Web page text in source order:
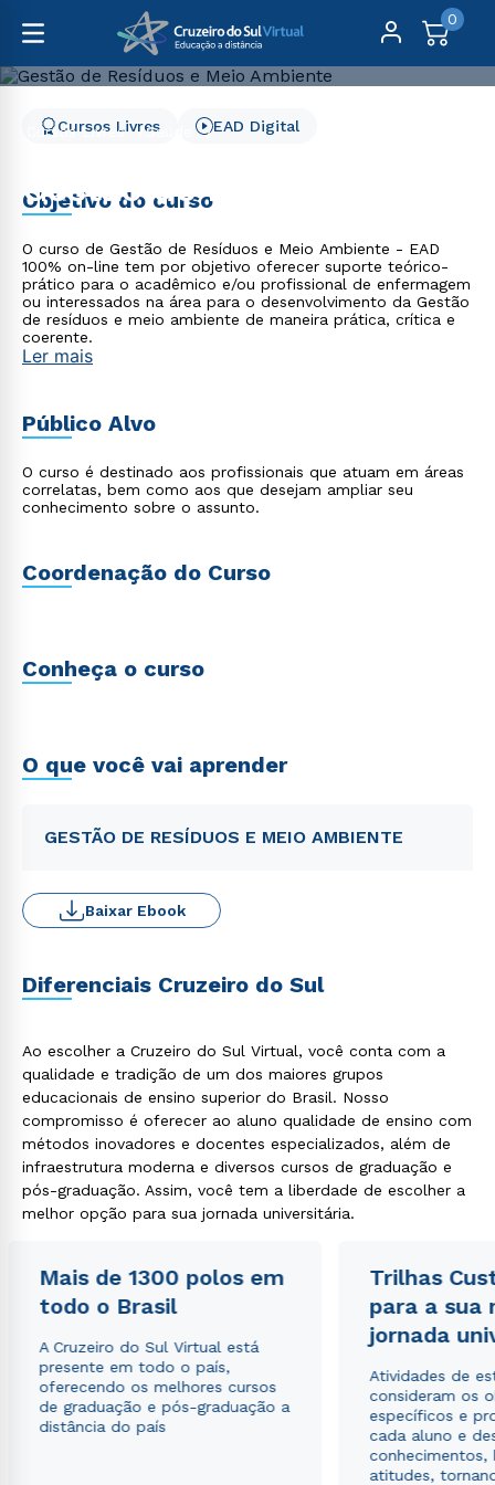
0
Cursos Livres
Saúde
Gestão de Resíduos e
Meio Ambiente
Cursos Livres EAD Digital
Objetivo do curso
O curso de Gestão de Resíduos e Meio Ambiente - EAD
100% on-line tem por objetivo oferecer suporte teórico-
prático para o acadêmico e/ou profissional de enfermagem
ou interessados na área para o desenvolvimento da Gestão
de resíduos e meio ambiente de maneira prática, crítica e
coerente.
Ler mais
Público Alvo
O curso é destinado aos profissionais que atuam em áreas
correlatas, bem como aos que desejam ampliar seu
conhecimento sobre o assunto.
Coordenação do Curso
Conheça o curso
O que você vai aprender
GESTÃO DE RESÍDUOS E MEIO AMBIENTE
Baixar Ebook
Diferenciais Cruzeiro do Sul
Ao escolher a Cruzeiro do Sul Virtual, você conta com a
qualidade e tradição de um dos maiores grupos
educacionais de ensino superior do Brasil. Nosso
compromisso é oferecer ao aluno qualidade de ensino com
métodos inovadores e docentes especializados, além de
infraestrutura moderna e diversos cursos de graduação e
pós-graduação. Assim, você tem a liberdade de escolher a
melhor opção para sua jornada universitária.
Mais de 1300 polos em
todo o Brasil
A Cruzeiro do Sul Virtual está
presente em todo o país,
oferecendo os melhores cursos
de graduação e pós-graduação a
distância do país
Trilhas
para a sua
jornada
Atividades de
consideram os
específicos e
cada aluno e
conhecimentos,
atitudes,